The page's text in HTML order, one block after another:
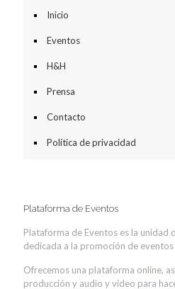
Inicio
Eventos
H&H
Prensa
Contacto
Política de privacidad
Plataforma de Eventos
Plataforma de Eventos es la unidad
dedicada a la promoción de
Ofrecemos una plataforma online,
producción y audio y video para